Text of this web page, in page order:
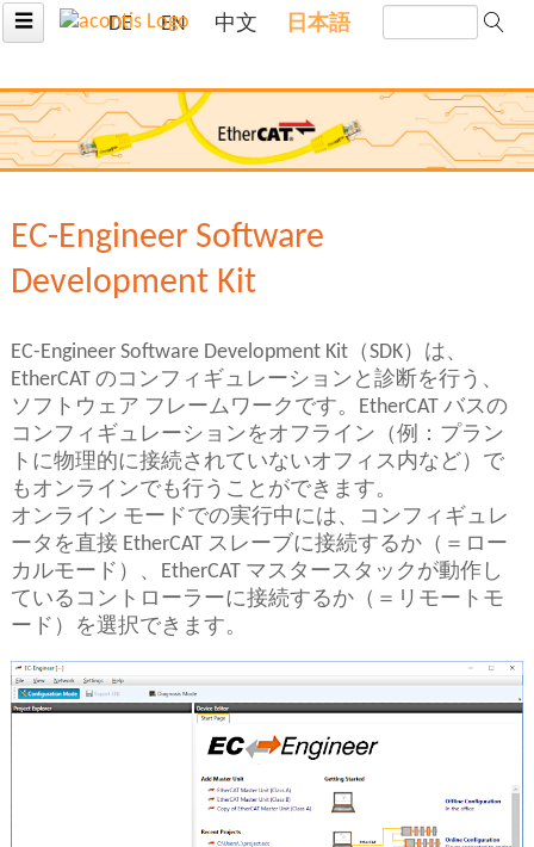
☰ DE EN 中文 日本語
EC-Engineer Software
Development Kit
EC-Engineer Software Development Kit（SDK）は、
EtherCAT のコンフィギュレーションと診断を行う、
ソフトウェア フレームワークです。EtherCAT バスの
コンフィギュレーションをオフライン（例：プラン
トに物理的に接続されていないオフィス内など）で
もオンラインでも行うことができます。
オンライン モードでの実行中には、コンフィギュレ
ータを直接 EtherCAT スレーブに接続するか（＝ロー
カルモード）、EtherCAT マスタースタックが動作し
ているコントローラーに接続するか（＝リモートモ
ード）を選択できます。